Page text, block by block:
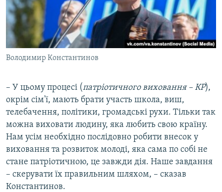
Володимир Константинов
– У цьому процесі (патріотичного виховання – КР),
окрім сім'ї, мають брати участь школа, виш,
телебачення, політики, громадські рухи. Тільки так
можна виховати людину, яка любить свою країну.
Нам усім необхідно послідовно робити внесок у
виховання та розвиток молоді, яка сама по собі не
стане патріотичною, це завжди дія. Наше завдання
– скерувати їх правильним шляхом, – сказав
Константинов.